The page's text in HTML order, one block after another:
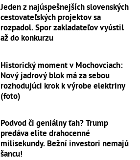
Jeden z najúspešnejších slovenských
cestovateľských projektov sa
rozpadol. Spor zakladateľov vyústil
až do konkurzu
Historický moment v Mochovciach:
Nový jadrový blok má za sebou
rozhodujúci krok k výrobe elektriny
(foto)
Podvod či geniálny ťah? Trump
predáva elite drahocenné
milisekundy. Bežní investori nemajú
šancu!